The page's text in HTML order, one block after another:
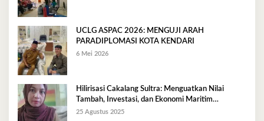
UCLG ASPAC 2026: MENGUJI ARAH
PARADIPLOMASI KOTA KENDARI
6 Mei 2026
Hilirisasi Cakalang Sultra: Menguatkan Nilai
Tambah, Investasi, dan Ekonomi Maritim
Berkelanjutan
25 Agustus 2025